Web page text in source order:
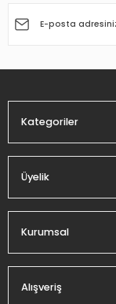
Bu ürüne benzer
Kategoriler
Üyelik
Kurumsal
Alışveriş